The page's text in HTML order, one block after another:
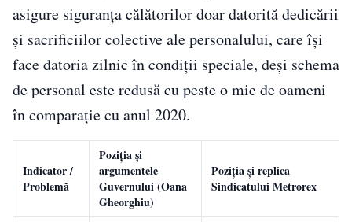
asigure siguranța călătorilor doar datorită dedicării
și sacrificiilor colective ale personalului, care își
face datoria zilnic în condiții speciale, deși schema
de personal este redusă cu peste o mie de oameni
în comparație cu anul 2020.
Indicator /
Problemă
Poziția și
argumentele
Guvernului (Oana
Gheorghiu)
Poziția și replica
Sindicatului Metrorex